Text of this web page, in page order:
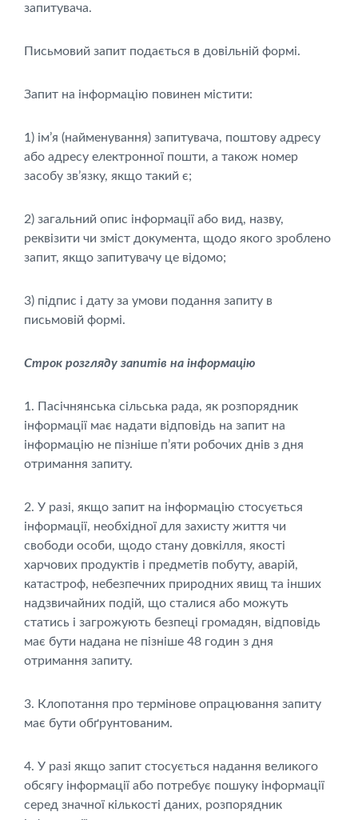
запитувача.
Письмовий запит подається в довільній формі.
Запит на інформацію повинен містити:
1) ім’я (найменування) запитувача, поштову адресу
або адресу електронної пошти, а також номер
засобу зв’язку, якщо такий є;
2) загальний опис інформації або вид, назву,
реквізити чи зміст документа, щодо якого зроблено
запит, якщо запитувачу це відомо;
3) підпис і дату за умови подання запиту в
письмовій формі.
Строк розгляду запитів на інформацію
1. Пасічнянська сільська рада, як розпорядник
інформації має надати відповідь на запит на
інформацію не пізніше п’яти робочих днів з дня
отримання запиту.
2. У разі, якщо запит на інформацію стосується
інформації, необхідної для захисту життя чи
свободи особи, щодо стану довкілля, якості
харчових продуктів і предметів побуту, аварій,
катастроф, небезпечних природних явищ та інших
надзвичайних подій, що сталися або можуть
статись і загрожують безпеці громадян, відповідь
має бути надана не пізніше 48 годин з дня
отримання запиту.
3. Клопотання про термінове опрацювання запиту
має бути обґрунтованим.
4. У разі якщо запит стосується надання великого
обсягу інформації або потребує пошуку інформації
серед значної кількості даних, розпорядник